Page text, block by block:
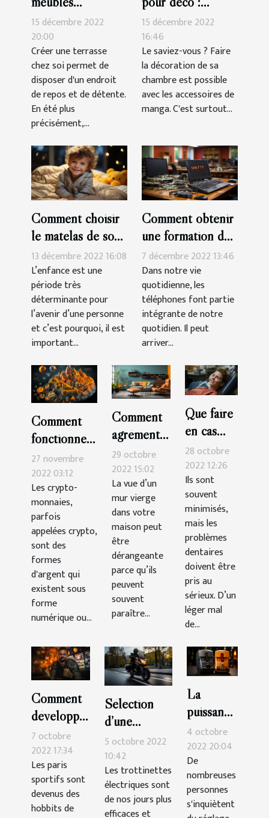
indispensables
pour une terrasse?
15 décembre 2022
20:00
Créer une terrasse
chez soi permet de
disposer d'un endroit
de repos et de détente.
En été plus
précisément,...
parlons-en !
15 décembre 2022
16:46
Le saviez-vous ? Faire
la décoration de sa
chambre est possible
avec les accessoires de
manga. C'est surtout...
Comment choisir
le matelas de son
enfant?
13 décembre 2022 16:08
L’enfance est une
période très
déterminante pour
l’avenir d’une personne
et c’est pourquoi, il est
important...
Comment obtenir
une formation de
réparation de
smartphone à
Montpelier ?
7 décembre 2022 13:46
Dans notre vie
quotidienne, les
téléphones font partie
intégrante de notre
quotidien. Il peut
arriver...
Comment
fonctionnent
les crypto-
monnaies ?
27 novembre
2022 03:12
Les crypto-
monnaies,
parfois
appelées crypto,
sont des
formes
d'argent qui
existent sous
forme
numérique ou...
Comment
agrémenter
sa
décoration
murale ?
29 octobre
2022 15:02
La vue d’un
mur vierge
dans votre
maison peut
être
dérangeante
parce qu’ils
peuvent
souvent
paraître...
Que faire
en cas
d’urgence
dentaire ?
28 octobre
2022 12:26
Ils sont
souvent
minimisés,
mais les
problèmes
dentaires
doivent être
pris au
sérieux. D’un
léger mal
de...
Comment
développer
sa
technique
pour
gagner
dans les
7 octobre
2022 17:34
Les paris
sportifs sont
devenus des
hobbits de
Sélection
d’une
trottinette
électrique :
voici 3
critères
5 octobre 2022
10:42
Les trottinettes
électriques sont
de nos jours plus
efficaces et
La
puissance
de
compteur
: quel est
le
meilleur
4 octobre
2022 20:04
De
nombreuses
personnes
s'inquiètent